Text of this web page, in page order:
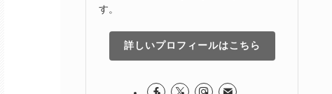
す。
詳しいプロフィールはこちら